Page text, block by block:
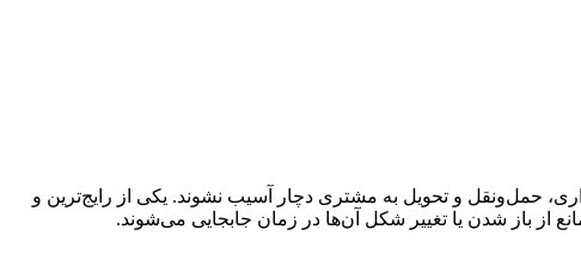
حمل‌ونقل و تحویل به مشتری دچار آسیب نشوند. یکی از رایج‌ترین و
از باز شدن یا تغییر شکل آن‌ها در زمان جابجایی می‌شوند.